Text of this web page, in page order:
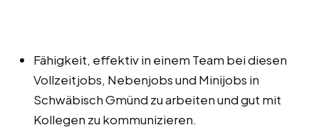
Fähigkeit, effektiv in einem Team bei diesen
Vollzeitjobs, Nebenjobs und Minijobs in
Schwäbisch Gmünd zu arbeiten und gut mit
Kollegen zu kommunizieren.